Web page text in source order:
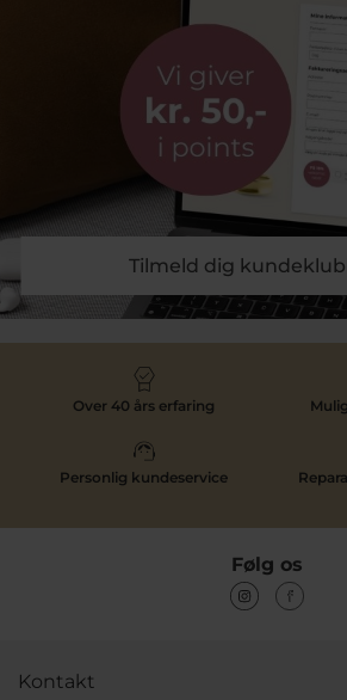
Tilmeld dig
Over 40 års erfaring
Personlig kundeservice
Følg os
Kontakt